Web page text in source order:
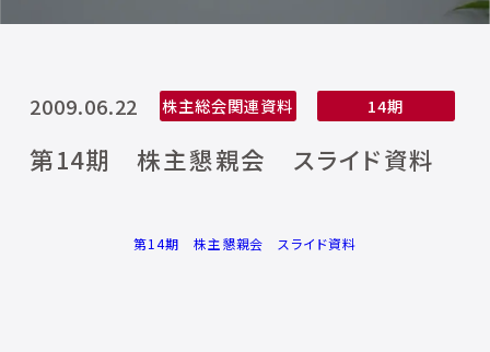
2009.06.22 株主総会関連資料 14期
第14期 株主懇親会 スライド資料
第14期 株主懇親会 スライド資料